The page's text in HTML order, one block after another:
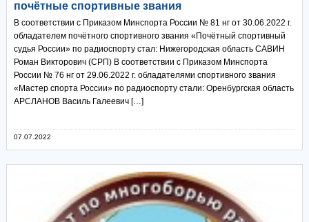
почётные спортивные звания
В соответствии с Приказом Минспорта России № 81 нг от 30.06.2022 г.
обладателем почётного спортивного звания «Почётный спортивный
судья России» по радиоспорту стал: Нижегородская область САВИН
Роман Викторович (СРП) В соответствии с Приказом Минспорта
России № 76 нг от 29.06.2022 г. обладателями спортивного звания
«Мастер спорта России» по радиоспорту стали: Оренбургская область
АРСЛАНОВ Василь Галеевич […]
07.07.2022